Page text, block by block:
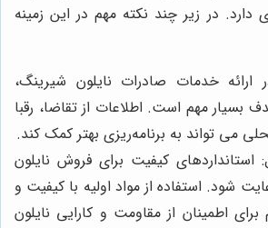
در زیر چند نکته مهم در این زمینه
ارائه خدمات صادرات نایلون شیرینگ،
بسیار مهم است. اطلاعات از تقاضا، رقبا
می تواند به برنامه‌ریزی بهتر کمک کند.
کیفیت برای فروش نایلون
شود. استفاده از مواد اولیه با کیفیت و
اطمینان از مقاومت و کارایی نایلون